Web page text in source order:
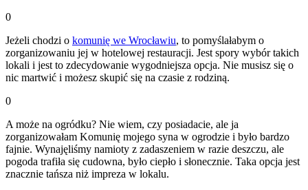
0
Jeżeli chodzi o komunię we Wrocławiu, to pomyślałabym o
zorganizowaniu jej w hotelowej restauracji. Jest spory wybór takich
lokali i jest to zdecydowanie wygodniejsza opcja. Nie musisz się o
nic martwić i możesz skupić się na czasie z rodziną.
0
A może na ogródku? Nie wiem, czy posiadacie, ale ja
zorganizowałam Komunię mojego syna w ogrodzie i było bardzo
fajnie. Wynajęliśmy namioty z zadaszeniem w razie deszczu, ale
pogoda trafiła się cudowna, było ciepło i słonecznie. Taka opcja jest
znacznie tańsza niż impreza w lokalu.